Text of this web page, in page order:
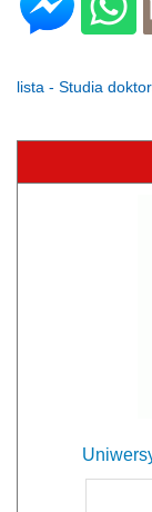
lista - Studia